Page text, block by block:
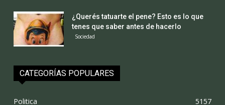
¿Querés tatuarte el pene? Esto es lo que
tenes que saber antes de hacerlo
Sociedad
CATEGORÍAS POPULARES
Politica
5157